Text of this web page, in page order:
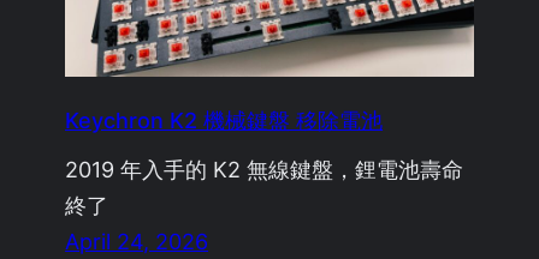
Keychron K2 機械鍵盤 移除電池
2019 年入手的 K2 無線鍵盤，鋰電池壽命
終了
April 24, 2026